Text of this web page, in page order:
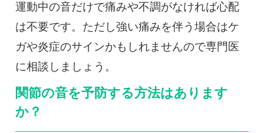
運動中の音だけで痛みや不調がなければ心配
は不要です。ただし強い痛みを伴う場合はケ
ガや炎症のサインかもしれませんので専門医
に相談しましょう。
関節の音を予防する方法はあります
か？